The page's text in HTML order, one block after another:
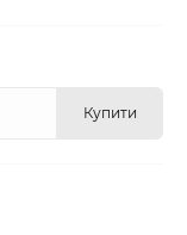
Купити